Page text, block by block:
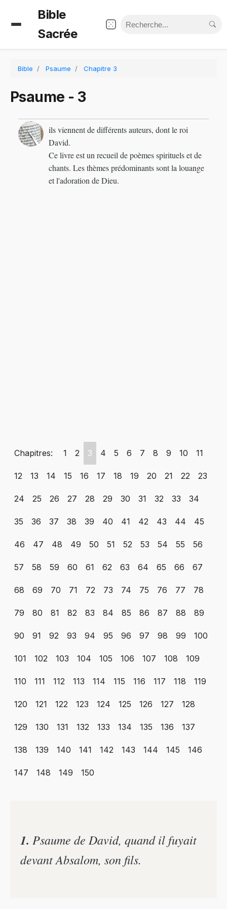
Bible
Sacrée
Bible Psaume Chapitre 3
Psaume - 3
ils viennent de différents auteurs, dont le roi
David.
Ce livre est un recueil de poèmes spirituels et de
chants. Les thèmes prédominants sont la louange
et l'adoration de Dieu.
Chapitres: 1 2 3 4 5 6 7 8 9 10 11
12 13 14 15 16 17 18 19 20 21 22 23
24 25 26 27 28 29 30 31 32 33 34
35 36 37 38 39 40 41 42 43 44 45
46 47 48 49 50 51 52 53 54 55 56
57 58 59 60 61 62 63 64 65 66 67
68 69 70 71 72 73 74 75 76 77 78
79 80 81 82 83 84 85 86 87 88 89
90 91 92 93 94 95 96 97 98 99 100
101 102 103 104 105 106 107 108 109
110 111 112 113 114 115 116 117 118 119
120 121 122 123 124 125 126 127 128
129 130 131 132 133 134 135 136 137
138 139 140 141 142 143 144 145 146
147 148 149 150
1. Psaume de David, quand il fuyait
devant Absalom, son fils.